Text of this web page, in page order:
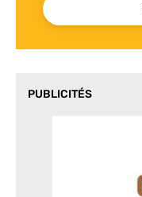
PUBLICITÉS